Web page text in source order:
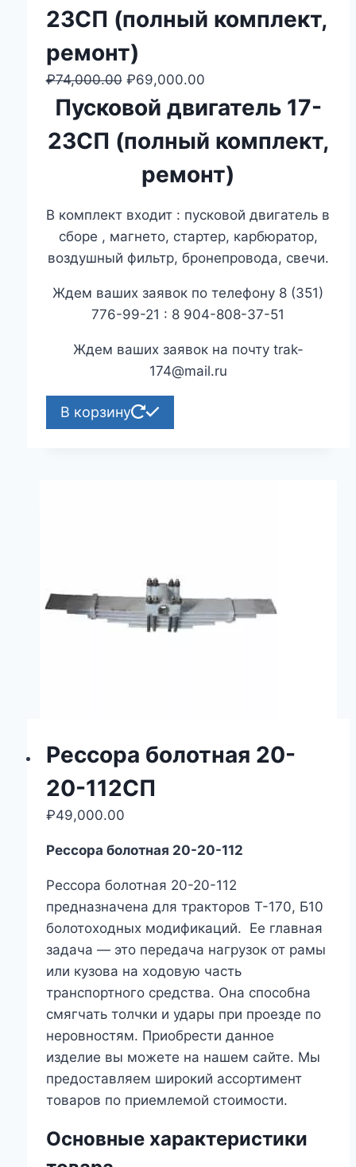
23СП (полный комплект,
ремонт)
₽74,000.00 Первоначальная
цена
составляла
₽74,000.00.
₽69,000.00
цена:
Пусковой двигатель 17-
23СП (полный комплект,
ремонт)
В комплект входит : пусковой двигатель в
сборе , магнето, стартер, карбюратор,
воздушный фильтр, бронепровода, свечи.
Ждем ваших заявок по телефону 8 (351)
776-99-21 : 8 904-808-37-51
Ждем ваших заявок на почту trak-
174@mail.ru
В корзину
Рессора болотная 20-
20-112СП
₽49,000.00
Рессора болотная 20-20-112
Рессора болотная 20-20-112
предназначена для тракторов Т-170, Б10
болотоходных модификаций. Ее главная
задача ― это передача нагрузок от рамы
или кузова на ходовую часть
транспортного средства. Она способна
смягчать толчки и удары при проезде по
неровностям. Приобрести данное
изделие вы можете на нашем сайте. Мы
предоставляем широкий ассортимент
товаров по приемлемой стоимости.
Основные характеристики